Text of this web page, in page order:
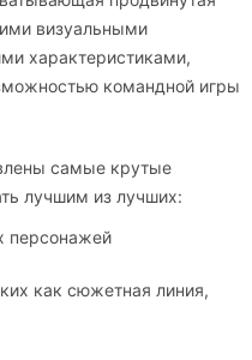
визуальными
характеристиками,
командной игры
самые крутые
лучшим из лучших:
персонажей
как сюжетная линия,